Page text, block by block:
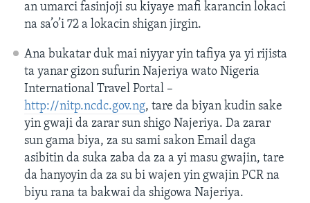
an umarci fasinjoji su kiyaye mafi karancin lokaci
na sa’o’i 72 a lokacin shigan jirgin.
Ana bukatar duk mai niyyar yin tafiya ya yi rijista
ta yanar gizon sufurin Najeriya wato Nigeria
International Travel Portal –
http://nitp.ncdc.gov.ng, tare da biyan kudin sake
yin gwaji da zarar sun shigo Najeriya. Da zarar
sun gama biya, za su sami sakon Email daga
asibitin da suka zaba da za a yi masu gwajin, tare
da hanyoyin da za su bi wajen yin gwajin PCR na
biyu rana ta bakwai da shigowa Najeriya.